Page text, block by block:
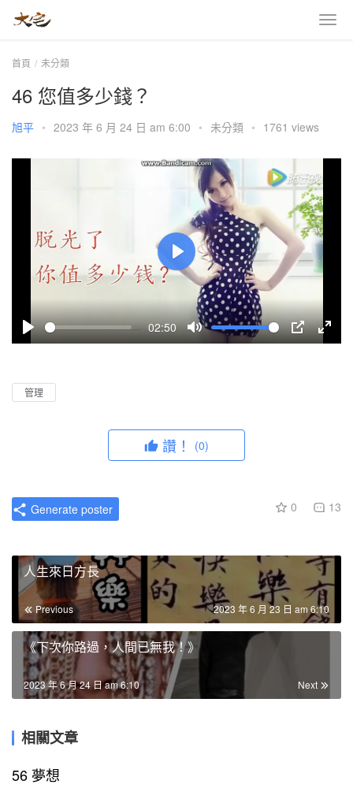
首頁 未分類
46 您值多少錢？
旭平 • 2023 年 6 月 24 日 am 6:00 • 未分類 • 1761 views
P
a
02:50
M
P
E
c
r
e
e
P
a
y
管理
讚！ (0)
0 13
Generate poster
人生來日方長
Previous 2023 年 6 月 23 日 am 6:10
《下次你路過，人間已無我！》
Next
2023 年 6 月 24 日 am 6:10
相關文章
56 夢想